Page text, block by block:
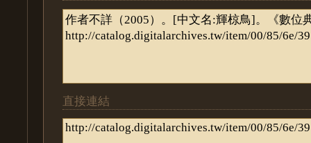
直接連結